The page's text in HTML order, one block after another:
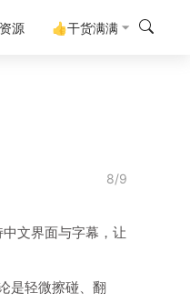
源 👍干货满满
8/9
文界面与字幕，让
是轻微擦碰、翻